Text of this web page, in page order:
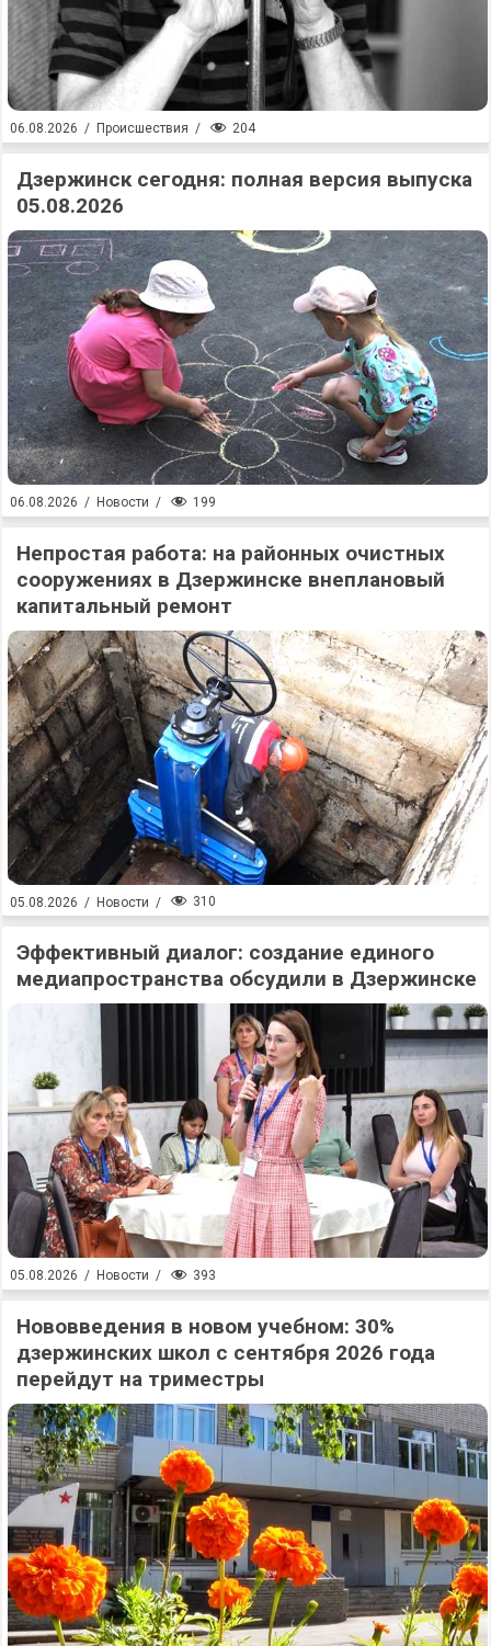
06.08.2026 / Происшествия / 204
Дзержинск сегодня: полная версия выпуска
05.08.2026
06.08.2026 / Новости / 199
Непростая работа: на районных очистных
сооружениях в Дзержинске внеплановый
капитальный ремонт
05.08.2026 / Новости / 310
Эффективный диалог: создание единого
медиапространства обсудили в Дзержинске
05.08.2026 / Новости / 393
Нововведения в новом учебном: 30%
дзержинских школ с сентября 2026 года
перейдут на триместры